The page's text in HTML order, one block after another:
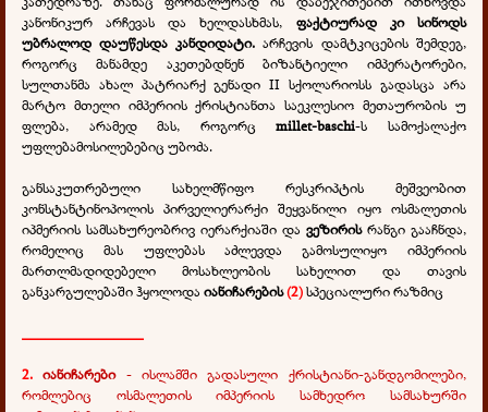
კანონიკურ არჩევას და ხელდასხმას, ფაქტიურად კი სინოდს
უბრალოდ დაუწესდა კანდიდატი.არჩევის დამტკიცების შემდეგ,
როგორც მანამდე აკეთებდნენ ბიზანტიელი იმპერატორები,
სულთანმა ახალ პატრიარქ გენადი II სქოლარიოსს გადასცა არა
მარტო მთელი იმპერიის ქრისტიანთა საეკლესიო მეთაურობის უ
ფლება, არამედ მას, როგორცmillet-baschi-ს სამოქალაქო
უფლებამოსილებებიც უბოძა.
განსაკუთრებული სახელმწიფო რესკრიპტის მეშვეობით
კონსტანტინოპოლის პირველიერარქი შეყვანილი იყო ოსმალეთის
იპმერიის სამსახურეობრივ იერარქიაში და ვეზირის რანგი გააჩნდა,
რომელიც მას უფლებას აძლევდა გამოსულიყო იმპერიის
მართლმადიდებელი მოსახლეობის სახელით და თავის
განკარგულებაში ჰყოლოდა იანიჩარების(2)სპეციალური რაზმიც
2. იანიჩარები - ისლამში გადასული ქრისტიანი-განდგომილები,
რომლებიც ოსმალეთის იმპერიის სამხედრო სამსახურში